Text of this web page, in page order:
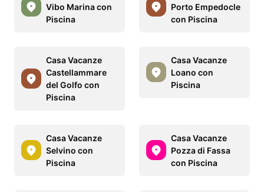
Vibo Marina con
Piscina
Porto Empedocle
con Piscina
Casa Vacanze
Castellammare
del Golfo con
Piscina
Casa Vacanze
Loano con
Piscina
Casa Vacanze
Selvino con
Piscina
Casa Vacanze
Pozza di Fassa
con Piscina